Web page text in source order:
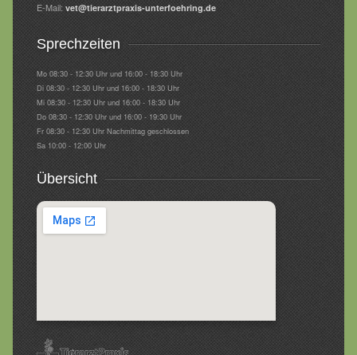
E-Mail: vet@tierarztpraxis-unterfoehring.de
Sprechzeiten
Mo 08:30 - 12:30 Uhr und 16:00 - 18:30 Uhr
Di 08:30 - 12:30 Uhr und 16:00 - 18:30 Uhr
Mi 08:30 - 12:30 Uhr und 16:00 - 18:30 Uhr
Do 08:30 - 12:30 Uhr und 16:00 - 19:30 Uhr
Fr 08:30 - 12:30 Uhr Nachmittag geschlossen
Sa 10:00 - 12:00 Uhr
Übersicht